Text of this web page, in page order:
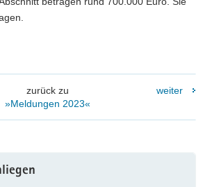
zurück zu
»Meldungen 2023«
weiter